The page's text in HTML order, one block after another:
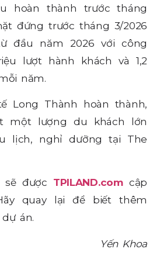
hoàn thành trước tháng
đứng trước tháng 3/2026
đầu năm 2026 với công
lượt hành khách và 1,2
năm.
Long Thành hoàn thành,
một lượng du khách lớn
lịch, nghỉ dưỡng tại The
sẽ được TPILAND.comcập
quay lại để biết thêm
án.
Yến Khoa